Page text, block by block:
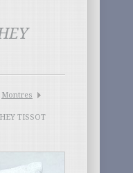
Montres
TISSOT